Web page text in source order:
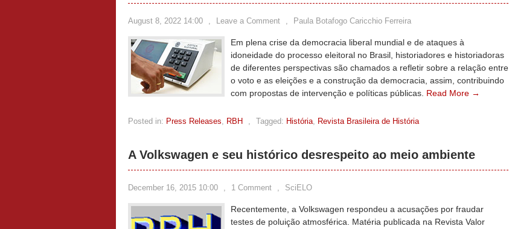
August 8, 2022 14:00 , Leave a Comment , Paula Botafogo Caricchio Ferreira
Em plena crise da democracia liberal mundial e de ataques à
idoneidade do processo eleitoral no Brasil, historiadores e historiadoras
de diferentes perspectivas são chamados a refletir sobre a relação entre
o voto e as eleições e a construção da democracia, assim, contribuindo
com propostas de intervenção e políticas públicas. Read More →
Posted in: Press Releases, RBH , Tagged: História, Revista Brasileira de História
A Volkswagen e seu histórico desrespeito ao meio ambiente
December 16, 2015 10:00 , 1 Comment , SciELO
Recentemente, a Volkswagen respondeu a acusações por fraudar
testes de poluição atmosférica. Matéria publicada na Revista Valor